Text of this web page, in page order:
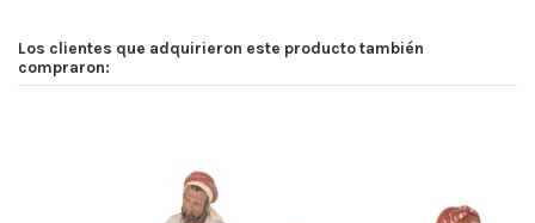
Los clientes que adquirieron este producto también
compraron: